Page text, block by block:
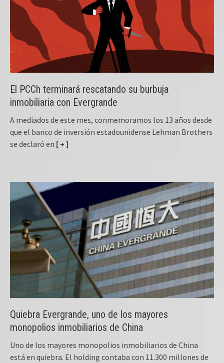
El PCCh terminará rescatando su burbuja
inmobiliaria con Evergrande
A mediados de este mes, conmemoramos los 13 años desde
que el banco de inversión estadounidense Lehman Brothers
se declaró en [ + ]
Quiebra Evergrande, uno de los mayores
monopolios inmobiliarios de China
Uno de los mayores monopolios inmobiliarios de China
está en quiebra. El holding contaba con 11.300 millones de